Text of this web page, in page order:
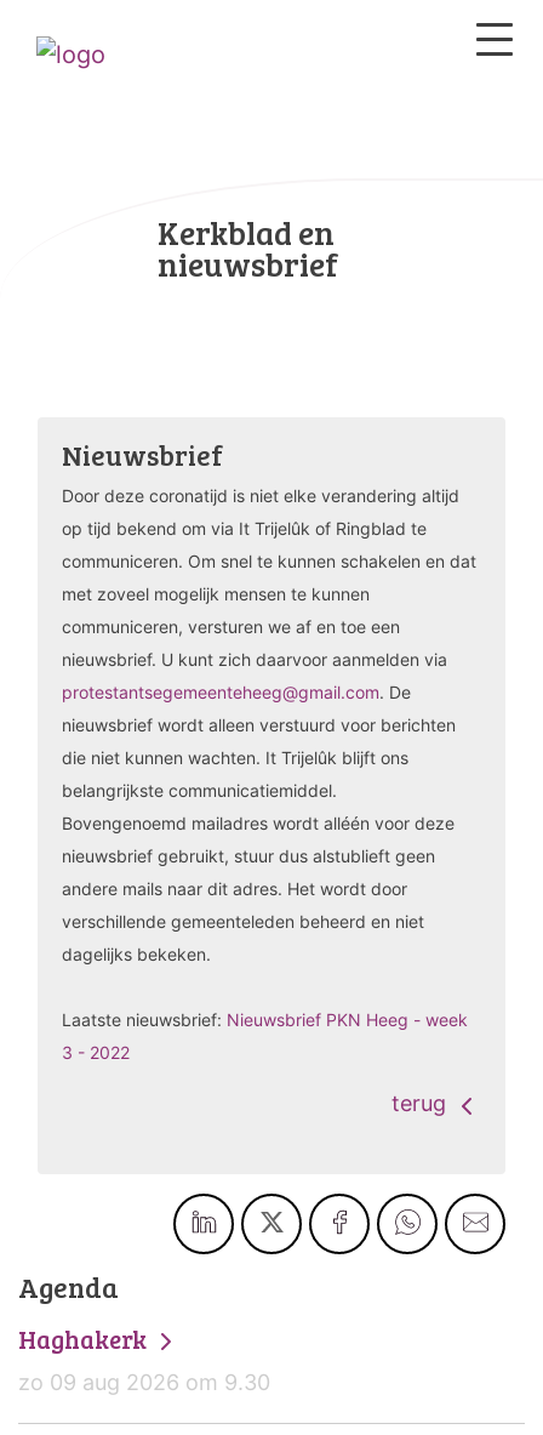
Kerkblad en
nieuwsbrief
Nieuwsbrief
Door deze coronatijd is niet elke verandering altijd
op tijd bekend om via It Trijelûk of Ringblad te
communiceren. Om snel te kunnen schakelen en dat
met zoveel mogelijk mensen te kunnen
communiceren, versturen we af en toe een
nieuwsbrief. U kunt zich daarvoor aanmelden via
protestantsegemeenteheeg@gmail.com. De
nieuwsbrief wordt alleen verstuurd voor berichten
die niet kunnen wachten. It Trijelûk blijft ons
belangrijkste communicatiemiddel.
Bovengenoemd mailadres wordt alléén voor deze
nieuwsbrief gebruikt, stuur dus alstublieft geen
andere mails naar dit adres. Het wordt door
verschillende gemeenteleden beheerd en niet
dagelijks bekeken.
Laatste nieuwsbrief: Nieuwsbrief PKN Heeg - week
3 - 2022
terug
Agenda
Haghakerk
zo 09 aug 2026 om 9.30